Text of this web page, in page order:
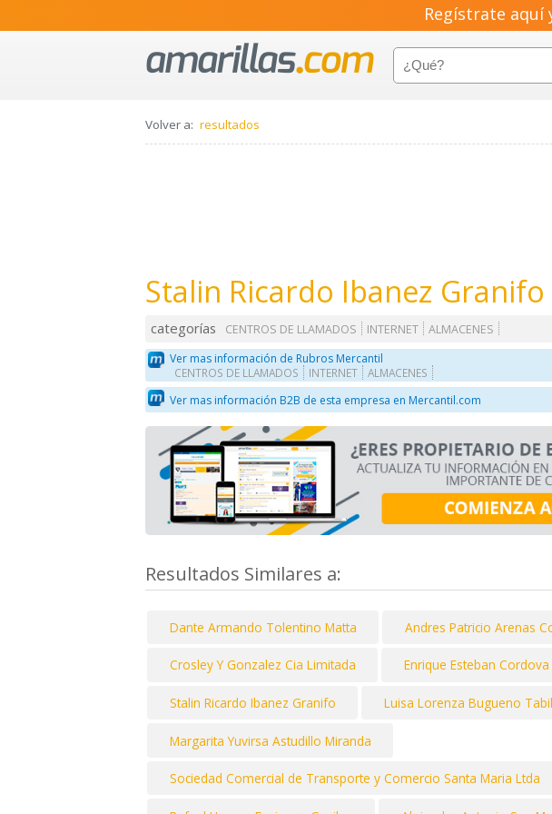
Regístrate aquí
Volver a: resultados
Stalin Ricardo Ibanez Granifo
categorías CENTROS DE LLAMADOS INTERNET
ALMACENES
Ver mas información de Rubros Mercantil
CENTROS DE LLAMADOS INTERNET ALMACENES
Ver mas información B2B de esta empresa en Mercantil.com
Resultados Similares a:
Dante Armando Tolentino Matta Andres Patricio Arenas
Crosley Y Gonzalez Cia Limitada Enrique Esteban
Stalin Ricardo Ibanez Granifo Luisa Lorenza Bugueno
Margarita Yuvirsa Astudillo Miranda
Sociedad Comercial de Transporte y Comercio Santa Maria Ltda